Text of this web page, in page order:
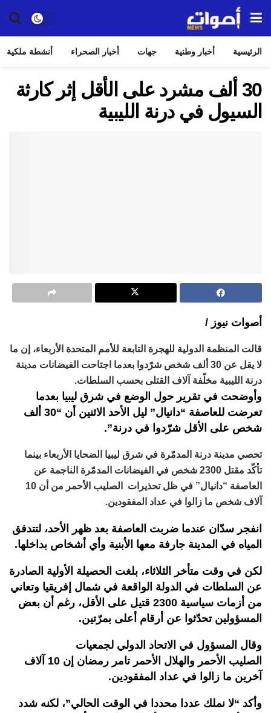
الرئيسية أخبار وطنية جهات أخبار الصحراء أنشطة ملكية
30 ألف مشرد على الأقل إثر كارثة
السيول في درنة الليبية
أصوات نيوز /
قالت المنظمة الدولية للهجرة التابعة للأمم المتحدة الأربعاء، إن ما
لا يقل عن 30 ألف شخص شرّدوا بعدما اجتاحت الفيضانات مدينة
درنة الليبية مخلّفة آلاف القتلى بحسب السلطات.
وأوضحت في تقرير حول الوضع في شرق ليبيا بعدما
تعرضت للعاصفة “دانيال” ليل الأحد الاثنين أن “30 ألف
شخص على الأقل شرّدوا في درنة”.
تحصي مدينة درنة المدمّرة في شرق ليبيا الضحايا الأربعاء بينما
تأكّد مقتل 2300 شخص في الفيضانات المدمّرة الناجمة عن
العاصفة “دانيال” في ظل تحذيرات الصليب الأحمر من أن 10
آلاف شخص ما زالوا في عداد المفقودين.
انفجر سدّان عندما ضربت العاصفة بعد ظهر الأحد، لتتدفق
المياه في المدينة جارفة معها الأبنية وأي أشخاص بداخلها.
لكن في وقت متأخر الثلاثاء، بلغت الحصيلة الأولية الصادرة
عن السلطات في الدولة الواقعة في شمال إفريقيا وتعاني
من أزمات سياسية 2300 قتيل على الأقل، رغم أن بعض
المسؤولين تحدّثوا عن أرقام أعلى بمرّتين.
وقال المسؤول في الاتحاد الدولي لجمعيات
الصليب الأحمر والهلال الأحمر تامر رمضان إن 10 آلاف
آخرين ما زالوا في عداد المفقودين.
وأكد “لا نملك عددا محددا في الوقت الحالي”، لكنه شدد